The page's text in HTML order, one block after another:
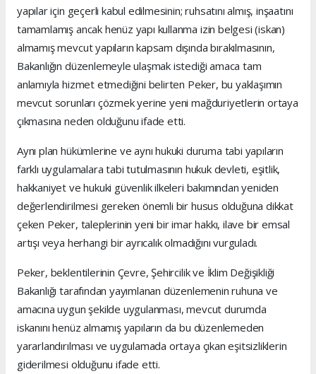
yapılar için geçerli kabul edilmesinin; ruhsatını almış, inşaatını
tamamlamış ancak henüz yapı kullanma izin belgesi (iskan)
almamış mevcut yapıların kapsam dışında bırakılmasının,
Bakanlığın düzenlemeyle ulaşmak istediği amaca tam
anlamıyla hizmet etmediğini belirten Peker, bu yaklaşımın
mevcut sorunları çözmek yerine yeni mağduriyetlerin ortaya
çıkmasına neden olduğunu ifade etti.
Aynı plan hükümlerine ve aynı hukuki duruma tabi yapıların
farklı uygulamalara tabi tutulmasının hukuk devleti, eşitlik,
hakkaniyet ve hukuki güvenlik ilkeleri bakımından yeniden
değerlendirilmesi gereken önemli bir husus olduğuna dikkat
çeken Peker, taleplerinin yeni bir imar hakkı, ilave bir emsal
artışı veya herhangi bir ayrıcalık olmadığını vurguladı.
Peker, beklentilerinin Çevre, Şehircilik ve İklim Değişikliği
Bakanlığı tarafından yayımlanan düzenlemenin ruhuna ve
amacına uygun şekilde uygulanması, mevcut durumda
iskanını henüz almamış yapıların da bu düzenlemeden
yararlandırılması ve uygulamada ortaya çıkan eşitsizliklerin
giderilmesi olduğunu ifade etti.